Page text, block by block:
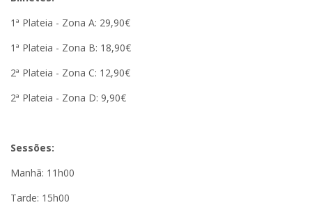
1ª Plateia - Zona A: 29,90€
1ª Plateia - Zona B: 18,90€
2ª Plateia - Zona C: 12,90€
2ª Plateia - Zona D: 9,90€
Sessões:
Manhã: 11h00
Tarde: 15h00